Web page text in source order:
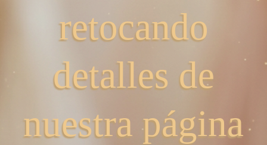
retocando
detalles de
nuestra página